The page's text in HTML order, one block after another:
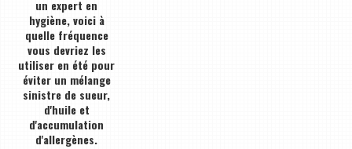
un expert en
hygiène, voici à
quelle fréquence
vous devriez les
utiliser en été pour
éviter un mélange
sinistre de sueur,
d'huile et
d'accumulation
d'allergènes.